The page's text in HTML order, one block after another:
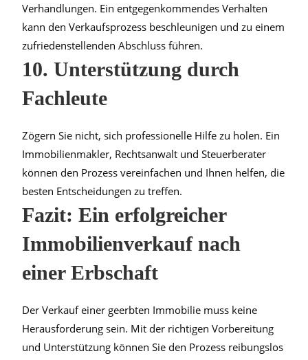
Verhandlungen. Ein entgegenkommendes Verhalten
kann den Verkaufsprozess beschleunigen und zu einem
zufriedenstellenden Abschluss führen.
10. Unterstützung durch
Fachleute
Zögern Sie nicht, sich professionelle Hilfe zu holen. Ein
Immobilienmakler, Rechtsanwalt und Steuerberater
können den Prozess vereinfachen und Ihnen helfen, die
besten Entscheidungen zu treffen.
Fazit: Ein erfolgreicher
Immobilienverkauf nach
einer Erbschaft
Der Verkauf einer geerbten Immobilie muss keine
Herausforderung sein. Mit der richtigen Vorbereitung
und Unterstützung können Sie den Prozess reibungslos